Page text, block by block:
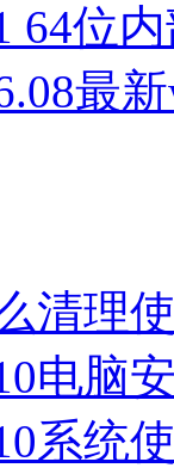
64位
最
清理
电脑
系统